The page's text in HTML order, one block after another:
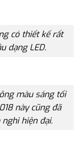
có thiết kế rất
dạng LED.
màu sáng tối
này cũng đã
hiện đại.